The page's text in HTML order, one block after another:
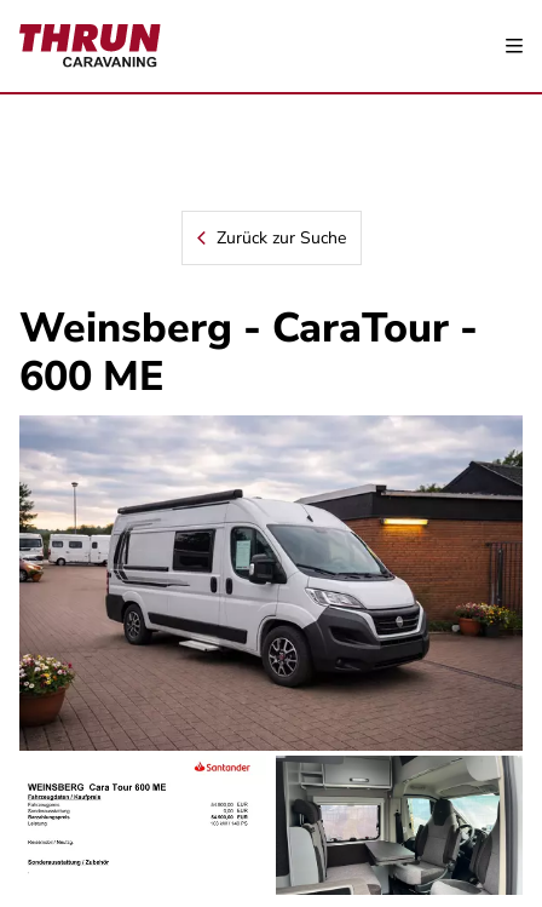
Zurück zur Suche
Weinsberg - CaraTour -
600 ME